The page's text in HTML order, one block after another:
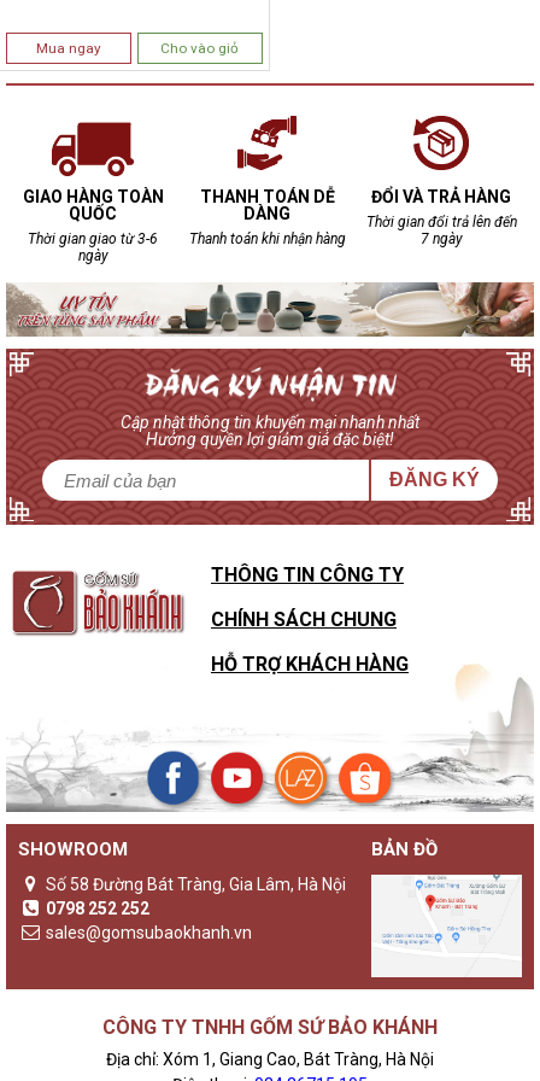
Mua ngay Cho vào giỏ
GIAO HÀNG TOÀN
QUỐC
Thời gian giao từ 3-6
ngày
THANH TOÁN DỄ
DÀNG
Thanh toán khi nhận hàng
ĐỔI VÀ TRẢ HÀNG
Thời gian đổi trả lên đến
7 ngày
Cập nhật thông tin khuyến mại nhanh nhất
Hưởng quyền lợi giảm giá đặc biệt!
ĐĂNG KÝ
THÔNG TIN CÔNG TY
CHÍNH SÁCH CHUNG
HỖ TRỢ KHÁCH HÀNG
SHOWROOM
Số 58 Đường Bát Tràng, Gia Lâm, Hà Nội
0798 252 252
sales@gomsubaokhanh.vn
BẢN ĐỒ
CÔNG TY TNHH GỐM SỨ BẢO KHÁNH
Địa chỉ: Xóm 1, Giang Cao, Bát Tràng, Hà Nội